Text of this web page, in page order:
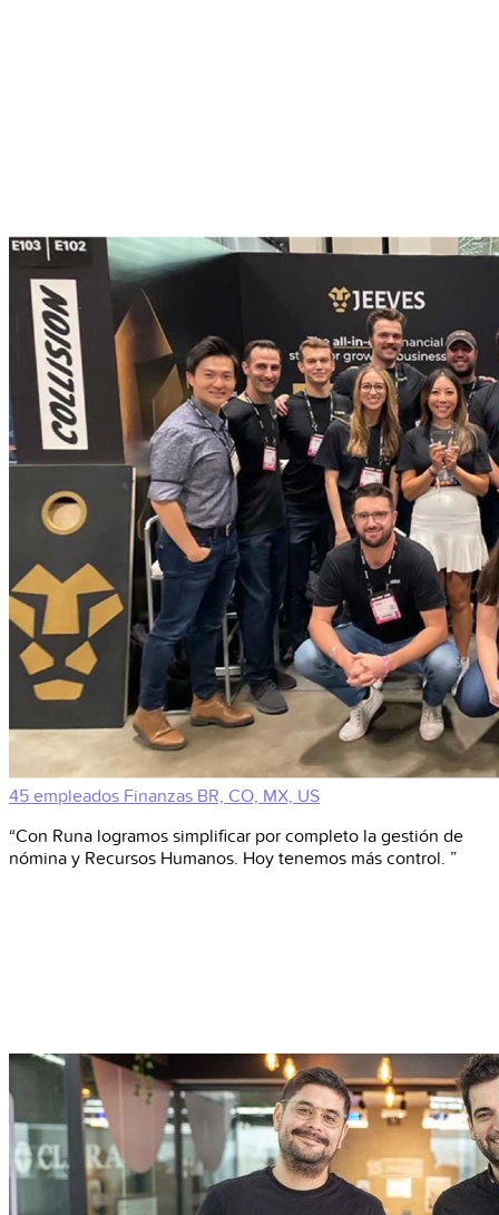
45 empleados Finanzas BR, CO, MX, US
“Con Runa logramos simplificar por completo la gestión de
nómina y Recursos Humanos. Hoy tenemos más control. ”